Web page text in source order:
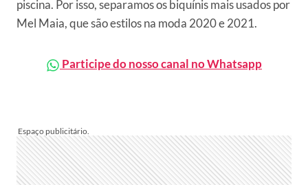
piscina. Por isso, separamos os biquínis mais usados por
Mel Maia, que são estilos na moda 2020 e 2021.
Participe do nosso canal no Whatsapp